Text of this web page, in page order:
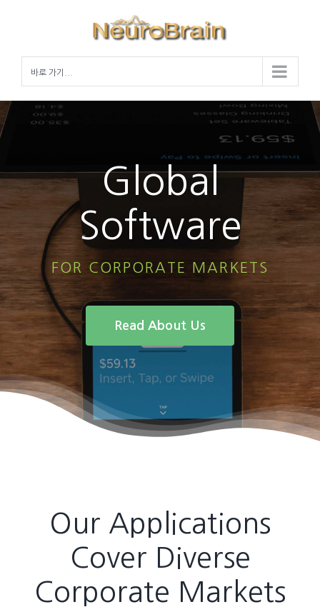
바로 가기...
Global
Software
FOR CORPORATE MARKETS
Read About Us
Our Applications
Cover Diverse
Corporate Markets